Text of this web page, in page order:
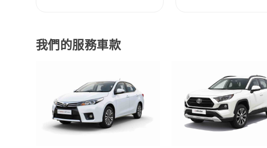
我們的服務車款